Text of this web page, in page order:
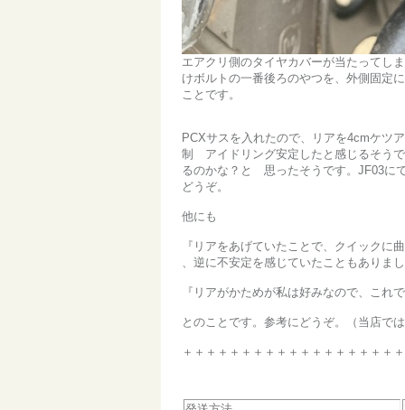
エアクリ側のタイヤカバーが当たってし
けボルトの一番後ろのやつを、外側固定
ことです。
PCXサスを入れたので、リアを4cmケツ
制 アイドリング安定したと感じるそう
るのかな？と 思ったそうです。JF03に
どうぞ。
他にも
『リアをあげていたことで、クイックに
、逆に不安定を感じていたこともありま
『リアがかためが私は好みなので、これ
とのことです。参考にどうぞ。（当店で
＋＋＋＋＋＋＋＋＋＋＋＋＋＋＋＋＋＋